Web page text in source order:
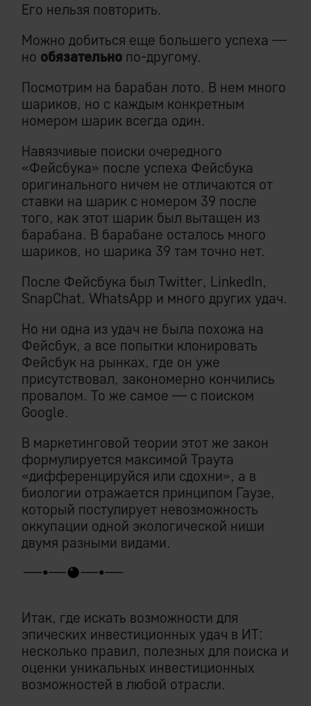
Его нельзя повторить.
Можно добиться еще большего успеха —
но обязательно по-другому.
Посмотрим на барабан лото. В нем много
шариков, но с каждым конкретным
номером шарик всегда один.
Навязчивые поиски очередного
«Фейсбука» после успеха Фейсбука
оригинального ничем не отличаются от
ставки на шарик с номером 39 после
того, как этот шарик был вытащен из
барабана. В барабане осталось много
шариков, но шарика 39 там точно нет.
После Фейсбука был Twitter, LinkedIn,
SnapChat, WhatsApp и много других удач.
Но ни одна из удач не была похожа на
Фейсбук, а все попытки клонировать
Фейсбук на рынках, где он уже
присутствовал, закономерно кончились
провалом. То же самое — с поиском
Google.
В маркетинговой теории этот же закон
формулируется максимой Траута
«дифференцируйся или сдохни», а в
биологии отражается принципом Гаузе,
который постулирует невозможность
оккупации одной экологической ниши
двумя разными видами.
Итак, где искать возможности для
эпических инвестиционных удач в ИТ:
несколько правил, полезных для поиска и
оценки уникальных инвестиционных
возможностей в любой отрасли.